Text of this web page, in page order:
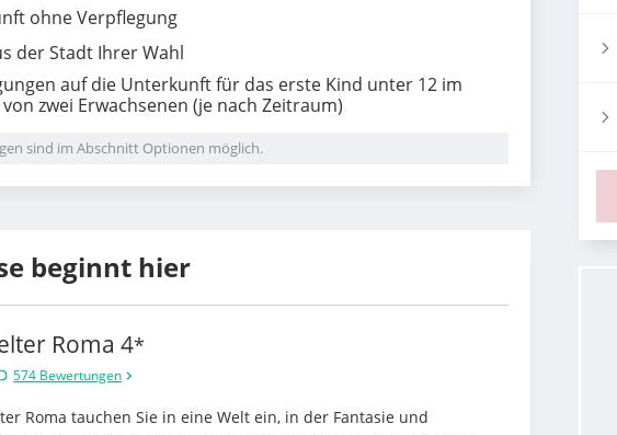
ohne Verpflegung
der Stadt Ihrer Wahl
auf die Unterkunft für das erste Kind unter 12 im
zwei Erwachsenen (je nach Zeitraum)
sind im Abschnitt Optionen möglich.
beginnt hier
Roma 4*
574 Bewertungen
Roma tauchen Sie in eine Welt ein, in der Fantasie und